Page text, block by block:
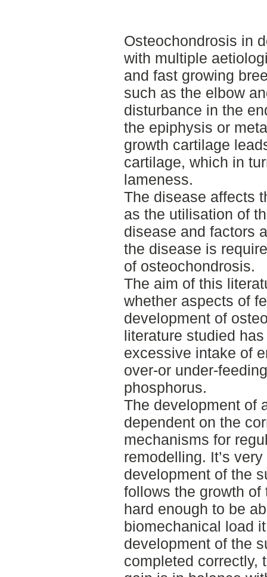
Osteochondrosis in
with multiple
and fast growing
such as the elbow
disturbance in the
the epiphysis or
growth cartilage
cartilage, which in
lameness.
The disease affects
as the utilisation of
disease and factors
the disease is
of osteochondrosis.
The aim of this
whether aspects of
development of
literature studied
excessive intake of
over-or under-
phosphorus.
The development of
dependent on the
mechanisms for
remodelling. It’s
development of the
follows the growth
hard enough to be
biomechanical load
development of the
completed correctly,